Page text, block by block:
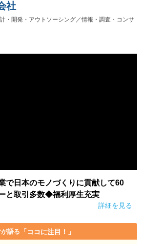
・開発・アウトソーシング／情報・調査・コンサ
社
で日本のモノづくりに貢献して60
と取引多数◆福利厚生充実
詳細を見る
語る 「ココに注目！」